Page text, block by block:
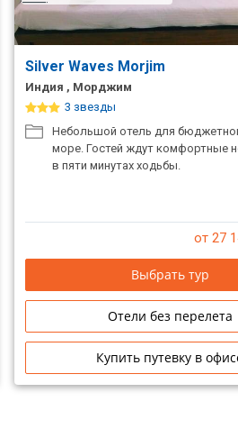
Silver Waves Morjim
Индия , Морджим
3 звезды
Небольшой отель для
море. Гостей ждут комфортные
в пяти минутах ходьбы.
от 27
Выбрать тур
Отели без перелета
Купить путевку в